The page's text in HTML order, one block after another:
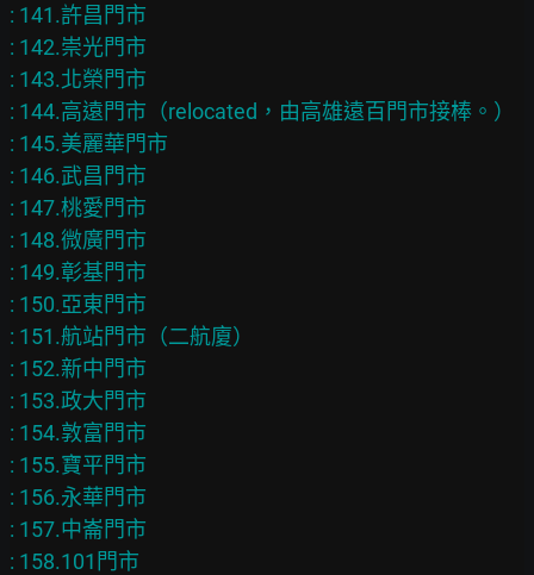
: 141.許昌門市
: 142.崇光門市
: 143.北榮門市
: 144.高遠門市（relocated，由高雄遠百門市接棒。）
: 145.美麗華門市
: 146.武昌門市
: 147.桃愛門市
: 148.微廣門市
: 149.彰基門市
: 150.亞東門市
: 151.航站門市（二航廈）
: 152.新中門市
: 153.政大門市
: 154.敦富門市
: 155.寶平門市
: 156.永華門市
: 157.中崙門市
: 158.101門市